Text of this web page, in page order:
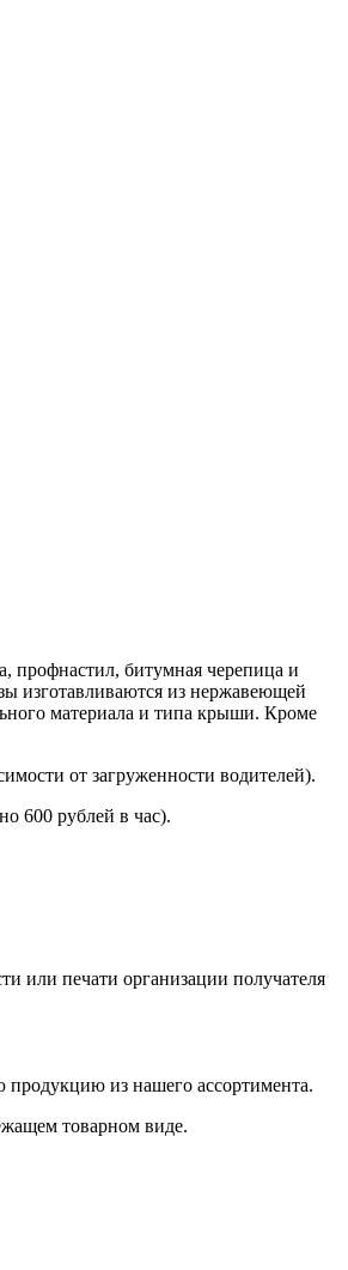
профнастил, битумная черепица и
изготавливаются из нержавеющей
материала и типа крыши. Кроме
от загруженности водителей).
600 рублей в час).
или печати организации получателя
продукцию из нашего ассортимента.
товарном виде.